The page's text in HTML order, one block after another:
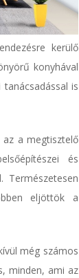
kerülő
konyhával
is
az a megtisztelő
és
eljöttök a
még számos
minden, ami az